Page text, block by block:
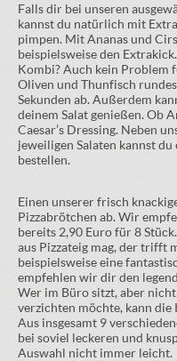
Falls dir bei unseren
kannst du natürlich mit
pimpen. Mit Ananas und
beispielsweise den
Kombi? Auch kein Problem
Oliven und Thunfisch
Sekunden ab. Außerdem
deinem Salat genießen. Ob
Caesar’s Dressing. Neben
jeweiligen Salaten kannst
bestellen.
Einen unserer frisch
Pizzabrötchen ab. Wir
bereits 2,90 Euro für 8
aus Pizzateig mag, der trifft
beispielsweise eine
empfehlen wir dir den
Wer im Büro sitzt, aber
verzichten möchte, kann
Aus insgesamt 9
bei soviel leckeren und
Auswahl nicht immer leicht.